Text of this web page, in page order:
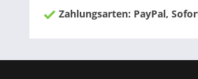
Zahlungsarten: PayPal,